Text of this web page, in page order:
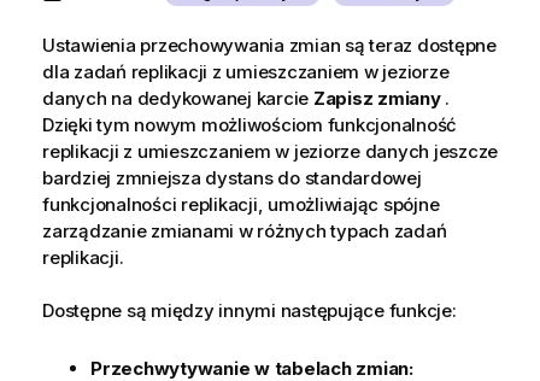
Ustawienia przechowywania zmian są teraz dostępne
dla zadań replikacji z umieszczaniem w jeziorze
danych na dedykowanej karcie Zapisz zmiany .
Dzięki tym nowym możliwościom funkcjonalność
replikacji z umieszczaniem w jeziorze danych jeszcze
bardziej zmniejsza dystans do standardowej
funkcjonalności replikacji, umożliwiając spójne
zarządzanie zmianami w różnych typach zadań
replikacji.
Dostępne są między innymi następujące funkcje:
Przechwytywanie w tabelach zmian: